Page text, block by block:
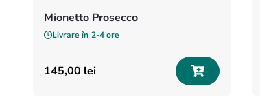
Mionetto Prosecco
Livrare în 2-4 ore
145,00 lei